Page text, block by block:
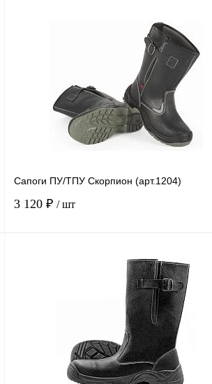
Сапоги ПУ/ТПУ Скорпион (арт.1204)
3 120 ₽ / шт
В корзину
Купить в
В избранное
наличии